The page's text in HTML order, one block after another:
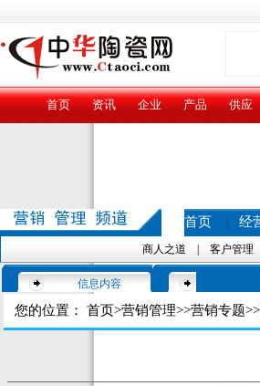
首页 资讯 企业 产品 供应
首页 经
商人之道 客户管理
信息内容
您的位置： 首页>营销管理>>营销专题